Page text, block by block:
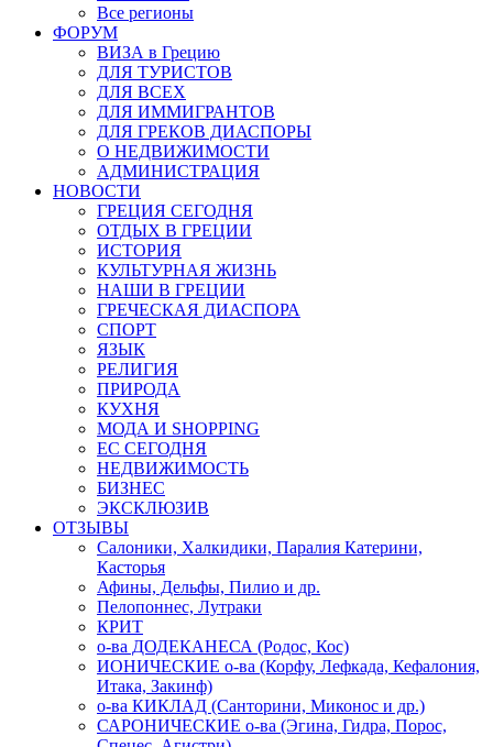
Все регионы
ФОРУМ
ВИЗА в Грецию
ДЛЯ ТУРИСТОВ
ДЛЯ ВСЕХ
ДЛЯ ИММИГРАНТОВ
ДЛЯ ГРЕКОВ ДИАСПОРЫ
О НЕДВИЖИМОСТИ
АДМИНИСТРАЦИЯ
НОВОСТИ
ГРЕЦИЯ СЕГОДНЯ
ОТДЫХ В ГРЕЦИИ
ИСТОРИЯ
КУЛЬТУРНАЯ ЖИЗНЬ
НАШИ В ГРЕЦИИ
ГРЕЧЕСКАЯ ДИАСПОРА
СПОРТ
ЯЗЫК
РЕЛИГИЯ
ПРИРОДА
КУХНЯ
МОДА И SHOPPING
ЕС СЕГОДНЯ
НЕДВИЖИМОСТЬ
БИЗНЕС
ЭКСКЛЮЗИВ
ОТЗЫВЫ
Салоники, Халкидики, Паралия Катерини,
Касторья
Афины, Дельфы, Пилио и др.
Пелопоннес, Лутраки
КРИТ
о-ва ДОДЕКАНЕСА (Родос, Кос)
ИОНИЧЕСКИЕ о-ва (Корфу, Лефкада, Кефалония,
Итака, Закинф)
о-ва КИКЛАД (Санторини, Миконос и др.)
САРОНИЧЕСКИЕ о-ва (Эгина, Гидра, Порос,